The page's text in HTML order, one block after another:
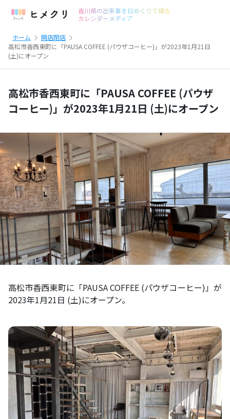
香川県の出来事を日めくりで綴る
カレンダーメディア
ホーム
開店閉店
高松市香西東町に「PAUSA COFFEE (パウザコーヒー)」が2023年1月21日
(土)にオープン
高松市香西東町に「PAUSA COFFEE (パウザ
コーヒー)」が2023年1月21日 (土)にオープン
高松市香西東町に「PAUSA COFFEE (パウザコーヒー)」が
2023年1月21日 (土)にオープン。